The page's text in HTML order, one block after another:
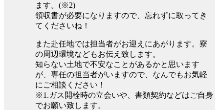
ます。(※2)
領収書が必要になりますので、忘れずに取ってき
てくださいね！
また赴任地では担当者がお迎えにあがります。寮
の周辺環境などもお伝え致します。
知らない土地で不安なことがあるかと思います
が、専任の担当者がいますので、なんでもお気軽
にご相談ください！
※1.ガス開栓時の立会いや、書類契約などはご自身
でお願い致します。